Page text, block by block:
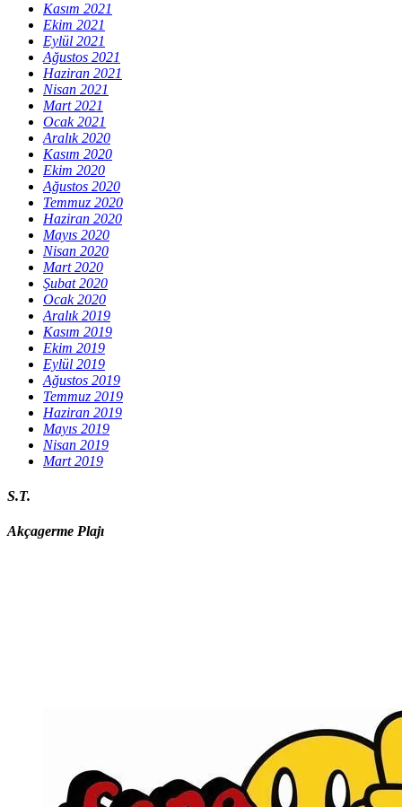
Kasım 2021
Ekim 2021
Eylül 2021
Ağustos 2021
Haziran 2021
Nisan 2021
Mart 2021
Ocak 2021
Aralık 2020
Kasım 2020
Ekim 2020
Ağustos 2020
Temmuz 2020
Haziran 2020
Mayıs 2020
Nisan 2020
Mart 2020
Şubat 2020
Ocak 2020
Aralık 2019
Kasım 2019
Ekim 2019
Eylül 2019
Ağustos 2019
Temmuz 2019
Haziran 2019
Mayıs 2019
Nisan 2019
Mart 2019
S.T.
Akçagerme Plajı